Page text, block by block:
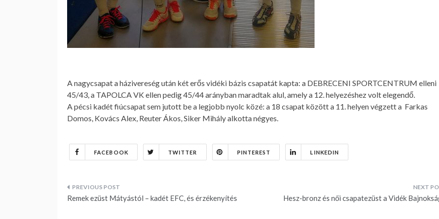
A nagycsapat a házivereség után két erős vidéki bázis csapatát kapta: a DEBRECENI SPORTCENTRUM elleni
45/43, a TAPOLCA VK ellen pedig 45/44 arányban maradtak alul, amely a 12. helyezéshez volt elegendő.
A pécsi kadét fiúcsapat sem jutott be a legjobb nyolc közé: a 18 csapat között a 11. helyen végzett a Farkas
Domos, Kovács Alex, Reuter Ákos, Siker Mihály alkotta négyes.
FACEBOOK TWITTER PINTEREST LINKEDIN
Bejegyzés
Remek ezüst Mátyástól – kadét EFC, és érzékenyítés Hesz-bronz és női csapatezüst a Vidék